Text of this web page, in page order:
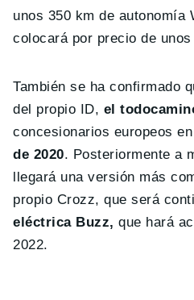
unos 350 km de autonomía
colocará por precio de
También se ha confirmado
del propio ID, el
concesionarios europeos en
de 2020. Posteriormente a
llegará una versión más
propio Crozz, que será
eléctrica Buzz, que hará
2022.